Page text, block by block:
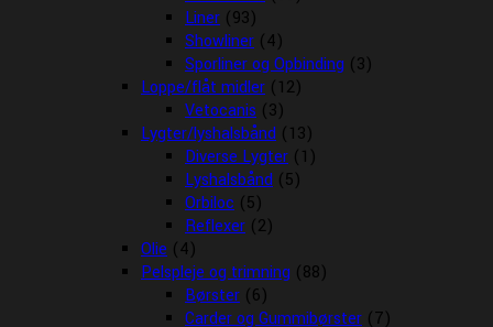
Liner (93)
Showliner (4)
Sporliner og Opbinding (3)
Loppe/flåt midler (12)
Vetocanis (3)
Lygter/lyshalsbånd (13)
Diverse Lygter (1)
Lyshalsbånd (5)
Orbiloc (5)
Reflexer (2)
Olie (4)
Pelspleje og trimning (88)
Børster (6)
Carder og Gummibørster (7)